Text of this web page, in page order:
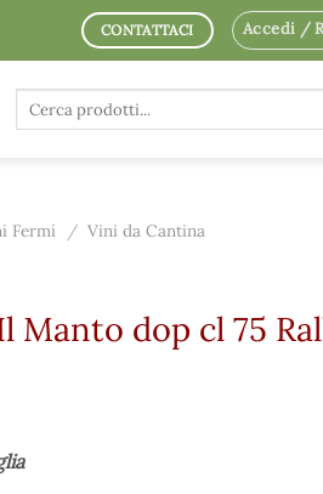
CONTATTACI Accedi /
Cerca:
Fermi / Vini da Cantina
Manto dop cl 75